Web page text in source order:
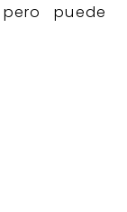
puede